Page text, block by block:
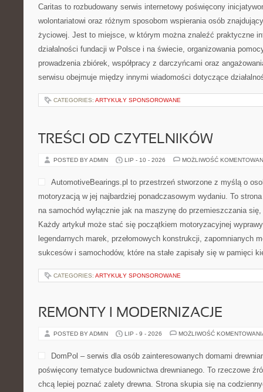
Caritas to rozbudowany serwis internetowy poświęcony
wolontariatowi oraz różnym sposobom wspierania osób
życiowej. Jest to miejsce, w którym można znaleźć praktyczne
działalności fundacji w Polsce i na świecie, organizowania
prowadzenia zbiórek, współpracy z darczyńcami oraz
serwisu obejmuje między innymi wiadomości dotyczące
CATEGORIES: ARTYKUŁY SPONSOROWANE
TREŚCI OD CZYTELNIKÓW
POSTED BY ADMIN LIP - 10 - 2026 MOŻLIWOŚĆ
AutomotiveBearings.pl to przestrzeń stworzone z myślą o
motoryzacją w jej najbardziej ponadczasowym wydaniu. To
na samochód wyłącznie jak na maszynę do przemieszczania
Każdy artykuł może stać się początkiem motoryzacyjnej
legendarnych marek, przełomowych konstrukcji, zapomnianych
sukcesów i samochodów, które na stałe zapisały się w pamięci
CATEGORIES: ARTYKUŁY SPONSOROWANE
REMONTY I MODERNIZACJE
POSTED BY ADMIN LIP - 9 - 2026 MOŻLIWOŚĆ
DomPol – serwis dla osób zainteresowanych domami
poświęcony tematyce budownictwa drewnianego. To rzeczowe
chcą lepiej poznać zalety drewna. Strona skupia się na